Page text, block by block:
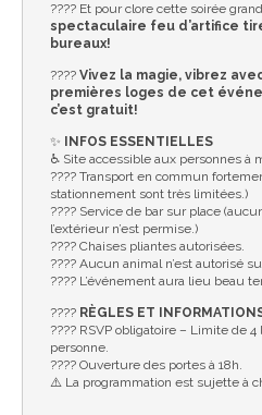
???? Et pour clore cette soirée
spectaculaire feu d’artifice
bureaux!
???? Vivez la magie, vibrez
premières loges de cet
c’est gratuit!
✨
INFOS ESSENTIELLES
♿️ Site accessible aux personnes à
???? Transport en commun
stationnement sont très limitées.)
???? Service de bar sur place
l’extérieur n’est permise.)
???? Chaises pliantes autorisées.
???? Aucun animal n’est autorisé
???? L’événement aura lieu beau
???? RÈGLES ET
???? RSVP obligatoire – Limite de
personne.
???? Ouverture des portes à 18h.
⚠️ La programmation est sujette à